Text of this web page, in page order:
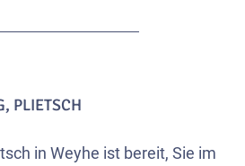
PLIETSCH
in Weyhe ist bereit, Sie im